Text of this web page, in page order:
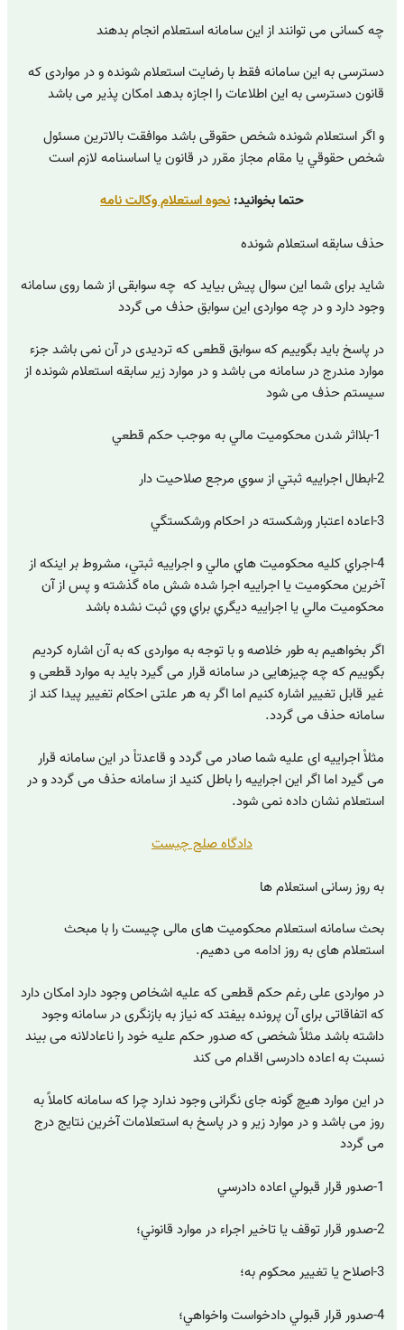
چه کسانی می توانند از این سامانه استعلام انجام بدهند
دسترسی به این سامانه فقط با رضایت استعلام شونده و در مواردی که
قانون دسترسی به این اطلاعات را اجازه بدهد امکان پذیر می باشد
و اگر استعلام شونده شخص حقوقی باشد موافقت بالاترين مسئول
شخص حقوقي يا مقام مجاز مقرر در قانون يا اساسنامه لازم است
حتما بخوانید: نحوه استعلام وکالت نامه
حذف سابقه استعلام شونده
شاید برای شما این سوال پیش بیاید که چه سوابقی از شما روی سامانه
وجود دارد و در چه مواردی این سوابق حذف می گردد
در پاسخ باید بگوییم که سوابق قطعی که تردیدی در آن نمی باشد جزء
موارد مندرج در سامانه می باشد و در موارد زیر سابقه استعلام شونده از
سیستم حذف می شود
2-ابطال اجراييه ثبتي از سوي مرجع صلاحيت ‌دار
3-اعاده اعتبار ورشكسته در احكام ورشكستگي
4-اجراي كليه محكوميت‌ هاي مالي و اجراييه ثبتي، مشروط بر اينكه از
آخرين محكوميت يا اجراييه اجرا شده شش ماه گذشته و پس از آن
محكوميت مالي يا اجراييه ديگري براي وي ثبت نشده باشد
اگر بخواهیم به طور خلاصه و با توجه به مواردی که به آن اشاره کردیم
بگوییم که چه چیزهایی در سامانه قرار می گیرد باید به موارد قطعی و
غیر قابل تغییر اشاره کنیم اما اگر به هر علتی احکام تغییر پیدا کند از
سامانه حذف می گردد.
مثلاْ اجراییه ای عليه شما صادر می گردد و قاعدتاْ در این سامانه قرار
می گیرد اما اگر این اجراییه را باطل کنید از سامانه حذف می گردد و در
استعلام نشان داده نمی شود.
دادگاه صلح چیست
به روز رسانی استعلام ها
بحث سامانه استعلام محکومیت های مالی چیست را با مبحث
استعلام های به روز ادامه می دهیم.
در مواردی علی رغم حکم قطعی که علیه اشخاص وجود دارد امکان دارد
که اتفاقاتی برای آن پرونده بیفتد که نیاز به بازنگری در سامانه وجود
داشته باشد مثلاً شخصی که صدور حکم علیه خود را ناعادلانه می بیند
نسبت به اعاده دادرسی اقدام می کند
در این موارد هیچ گونه جای نگرانی وجود ندارد چرا که سامانه کاملاً به
روز می باشد و در موارد زیر و در پاسخ به استعلامات آخرین نتایج درج
می گردد
1-صدور قرار قبولي اعاده دادرسي
2-صدور قرار توقف يا تاخير اجراء در موارد قانوني؛
3-اصلاح يا تغيير محكوم ‌به؛
4-صدور قرار قبولي دادخواست واخواهي؛